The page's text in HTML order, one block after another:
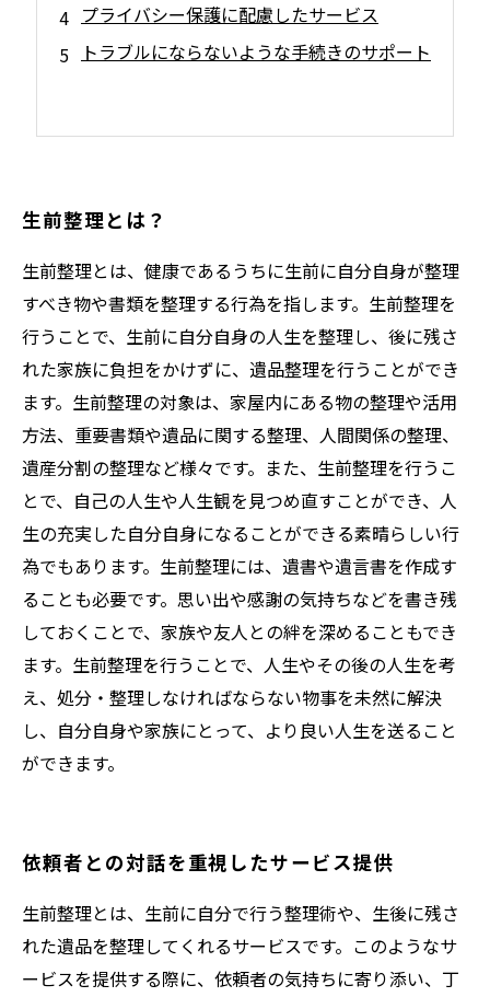
プライバシー保護に配慮したサービス
トラブルにならないような手続きのサポート
生前整理とは？
生前整理とは、健康であるうちに生前に自分自身が整理
すべき物や書類を整理する行為を指します。生前整理を
行うことで、生前に自分自身の人生を整理し、後に残さ
れた家族に負担をかけずに、遺品整理を行うことができ
ます。生前整理の対象は、家屋内にある物の整理や活用
方法、重要書類や遺品に関する整理、人間関係の整理、
遺産分割の整理など様々です。また、生前整理を行うこ
とで、自己の人生や人生観を見つめ直すことができ、人
生の充実した自分自身になることができる素晴らしい行
為でもあります。生前整理には、遺書や遺言書を作成す
ることも必要です。思い出や感謝の気持ちなどを書き残
しておくことで、家族や友人との絆を深めることもでき
ます。生前整理を行うことで、人生やその後の人生を考
え、処分・整理しなければならない物事を未然に解決
し、自分自身や家族にとって、より良い人生を送ること
ができます。
依頼者との対話を重視したサービス提供
生前整理とは、生前に自分で行う整理術や、生後に残さ
れた遺品を整理してくれるサービスです。このようなサ
ービスを提供する際に、依頼者の気持ちに寄り添い、丁